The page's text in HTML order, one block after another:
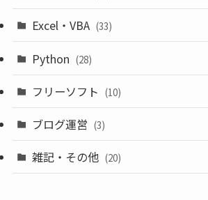
Excel・VBA (33)
Python (28)
フリーソフト (10)
ブログ運営 (3)
雑記・その他 (20)